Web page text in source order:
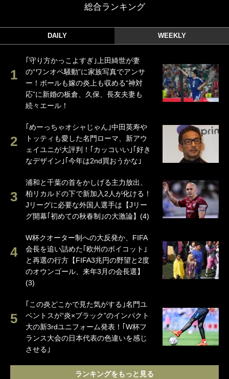
総合ランキング
DAILY WEEKLY
｢守り方かっこよすぎ｣上田綺世が妻
の“ワンオペ騒動”に家族写真でアンサ
ー！ボールも嫁の炎上も収める“神対
応”に新婚の板倉、久保、長友夫妻も
続々エール！
｢めーっちゃオシャじゃん｣中田英寿や
トッティも愛した名門ローマ、新アウ
ェイユニが大評判！｢カッコいい｣｢好き
なデザイン｣｢今年は2nd買おうかな｣
浦和と千葉の首をかしげる主力放出、
柏リカルドの下で新加入2人が化ける！
Jリーグに必要な外国人選手は【Jリー
グ開幕｢初めての秋春制｣の大激論】(4)
W杯クオーター制への大反発か、FIFA
会長を追い詰めた｢欧州のボイコット｣
と再選の行方【FIFA3兆円の野望と2度
のオウンゴール、来年3月の会長選】
(3)
｢この炎どこかで見た気がする｣名門ユ
ベントスが“炎×ブラック”のインパクト
大の新3rdユニフォーム発表！｢W杯フ
ランス大会の日本代表の色違いを感じ
させる｣
ランキングをもっと見る